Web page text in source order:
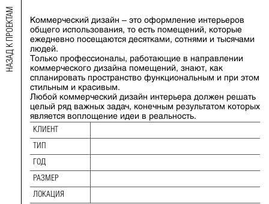
НАЗАД К ПРОЕКТАМ КОММЕРЧЕСКИЙ ДИЗАЙН
ТИП:
ГОД:
РАЗМЕР:
ЛОКАЦИЯ:
Коммерческий дизайн – это оформление интерьеров
общего использования, то есть помещений, которые
ежедневно посещаются десятками, сотнями и тысячами
людей.
Только профессионалы, работающие в направлении
коммерческого дизайна помещений, знают, как
спланировать пространство функциональным и при этом
стильным и красивым.
Любой коммерческий дизайн интерьера должен решать
целый ряд важных задач, конечным результатом которых
является воплощение идеи в реальность.
КЛИЕНТ
ТИП
ГОД
РАЗМЕР
ЛОКАЦИЯ